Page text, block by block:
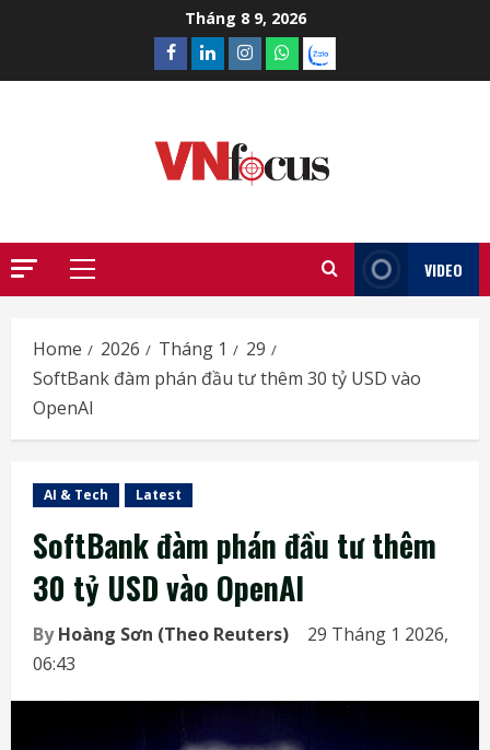
Tháng 8 9, 2026
Facebook
LinkedinInstagram
What’sapp
Zalo
Primary
VIDEO
Home 2026 Tháng 1
29
SoftBank đàm phán đầu tư thêm 30 tỷ USD vào
OpenAI
AI & Tech Latest
SoftBank đàm phán đầu tư thêm
30 tỷ USD vào OpenAI
ByHoàng Sơn (Theo Reuters)
29 Tháng 1 2026,
06:43